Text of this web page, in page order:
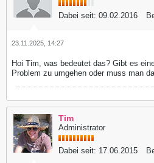
Dabei seit: 09.02.2016
23.11.2025, 14:27
Hoi Tim, was bedeutet das? Gibt es
Problem zu umgehen oder muss man
Tim
Administrator
Dabei seit: 17.06.2015